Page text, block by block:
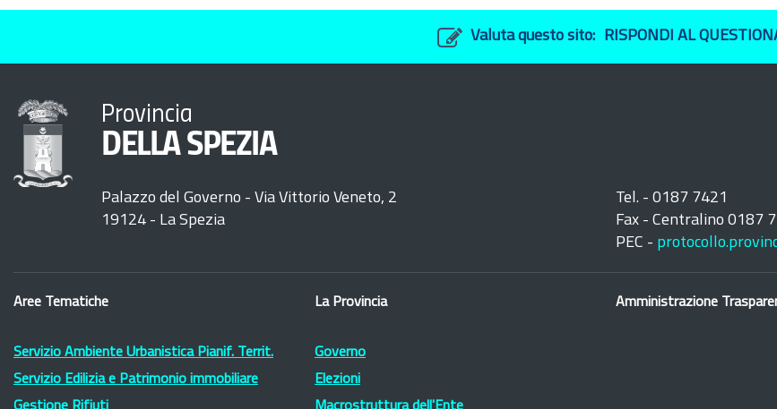
Valuta questo sito: RISPONDI AL
Provincia
DELLA SPEZIA
Palazzo del Governo - Via Vittorio Veneto, 2
19124 - La Spezia
Tel. - 0187 7421
Fax - Centralino 0187
PEC -
Aree Tematiche
Servizio Ambiente Urbanistica Pianif. Territ.
Servizio Edilizia e Patrimonio immobiliare
La Provincia
Governo
Elezioni
Amministrazione